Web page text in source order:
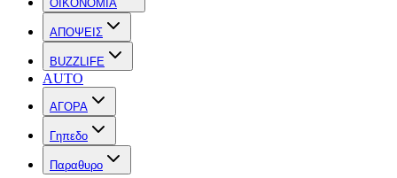
OIKONOMIA
ΑΠΟΨΕΙΣ
BUZZLIFE
AUTO
ΑΓΟΡΑ
Γηπεδο
Παραθυρο